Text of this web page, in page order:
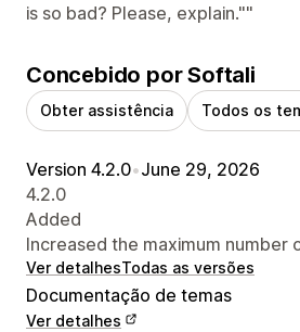
is so bad? Please, explain.""
Concebido por Softali
Obter assistência Todos os
Version 4.2.0•June 29, 2026
4.2.0
Added
Increased the maximum number
Ver detalhesTodas as versões
Documentação de temas
Ver detalhes